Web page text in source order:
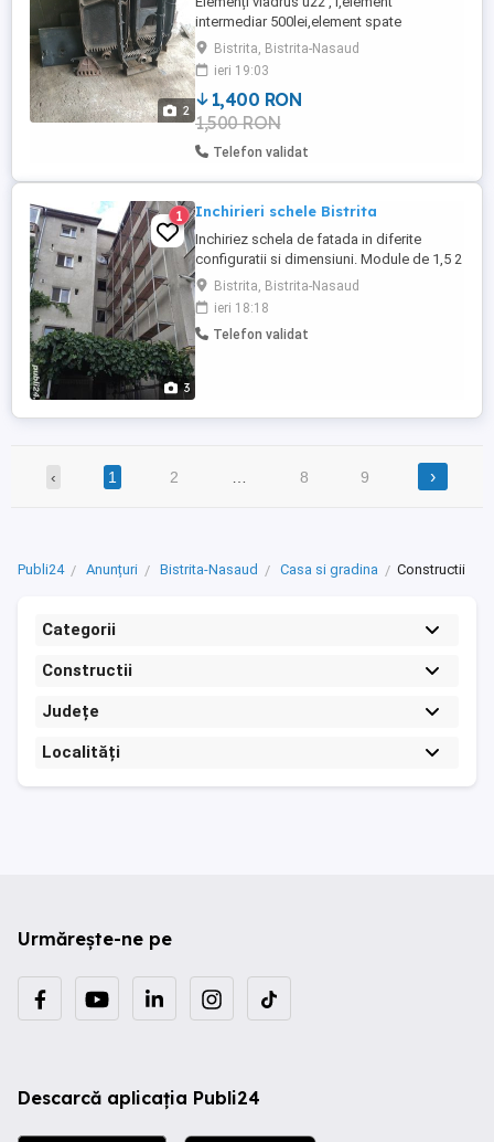
2
intermediar 500lei,element spate
1400lei,usi100lei,conuri etanșare 50 lei .
Cetate jud Bistrița Năsăud
Bistrita, Bistrita-Nasaud
ieri 19:03
1,400 RON
1,500 RON
Telefon validat
3
1 Inchirieri schele Bistrita
Inchiriez schela de fatada in diferite
configuratii si dimensiuni. Module de 1,5 2
si 3 m lungime. Schela dispune de toate
elementele de siguranta, picioare de
nivelare, brate de ancorare protectii etc.
Bistrita, Bistrita-Nasaud
ieri 18:18
Telefon validat
‹ 1 2 8 9 ›
Publi24 Anunțuri Bistrita-Nasaud Casa si gradina Constructii
Categorii
Constructii
Județe
Localități
Urmărește-ne pe
Descarcă aplicația Publi24